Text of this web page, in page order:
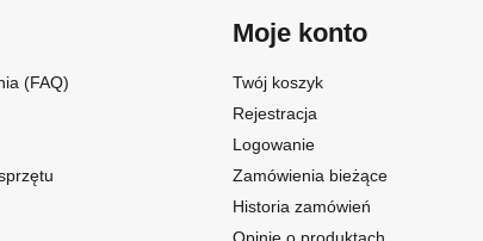
(FAQ)
Moje konto
Twój koszyk
Rejestracja
Logowanie
Zamówienia bieżące
Historia zamówień